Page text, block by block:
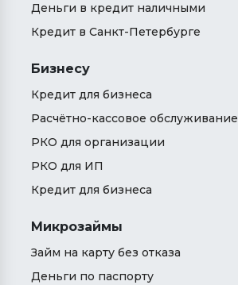
Деньги в кредит наличными
Кредит в Санкт-Петербурге
Бизнесу
Кредит для бизнеса
Расчётно-кассовое обслуживание
РКО для организации
РКО для ИП
Кредит для бизнеса
Микрозаймы
Займ на карту без отказа
Деньги по паспорту